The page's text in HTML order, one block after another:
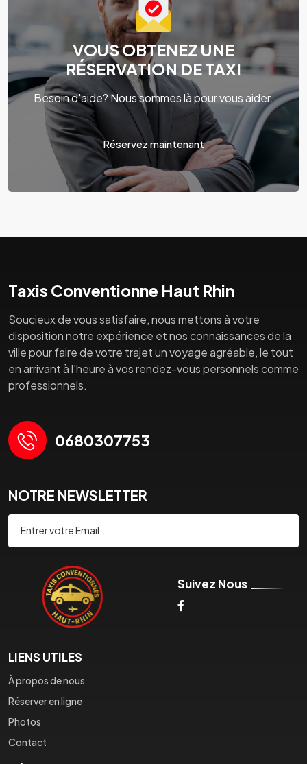
VOUS OBTENEZ UNE
RÉSERVATION DE TAXI
Besoin d'aide? Nous sommes là pour vous aider.
Réservez maintenant
Taxis Conventionne Haut Rhin
Soucieux de vous satisfaire, nous mettons à votre
disposition notre expérience et nos connaissances de la
ville pour faire de votre trajet un voyage agréable, le tout
en arrivant à l’heure à vos rendez-vous personnels comme
professionnels.
0680307753
NOTRE NEWSLETTER
Suivez Nous
LIENS UTILES
À propos de nous
Réserver en ligne
Photos
Contact